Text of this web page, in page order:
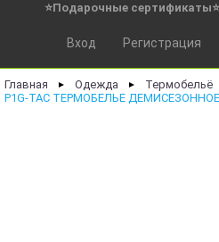
⭐Подарочные сертификаты⭐
Вход Регистрация
Главная ► Одежда ► Термобельё
P1G-TAC ТЕРМОБЕЛЬЕ ДЕМИСЕЗОННОЕ